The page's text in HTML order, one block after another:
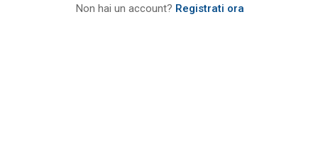
Non hai un account? Registrati ora